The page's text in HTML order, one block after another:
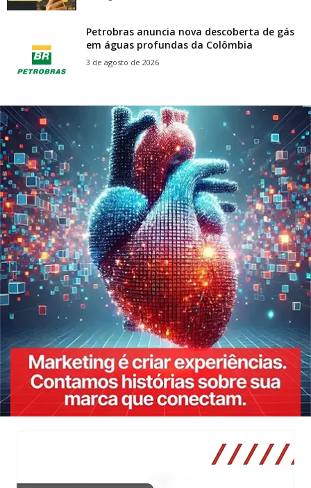
Petrobras anuncia nova descoberta de gás
em águas profundas da Colômbia
3 de agosto de 2026